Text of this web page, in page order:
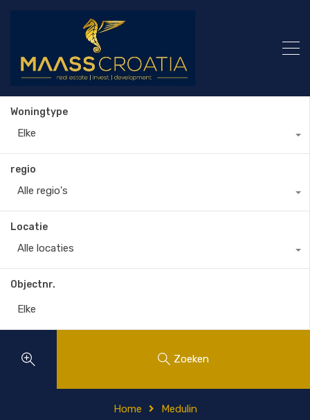
Woningtype
Elke
regio
Alle regio's
Locatie
Alle locaties
Objectnr.
Zoeken
Home Medulin